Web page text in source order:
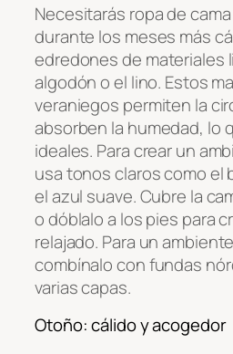
Necesitarás ropa de
durante los meses más
edredones de materiales
algodón o el lino. Estos
veraniegos permiten la
absorben la humedad, lo
ideales. Para crear un
usa tonos claros como el
el azul suave. Cubre la
o dóblalo a los pies para
relajado. Para un
combínalo con fundas
varias capas.
Otoño: cálido y acogedor